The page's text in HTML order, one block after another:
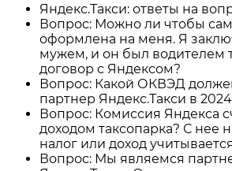
Яндекс.Такси: ответы на
Вопрос: Можно ли чтобы
оформлена на меня. Я
мужем, и он был водителем
договор с Яндексом?
Вопрос: Какой ОКВЭД
партнер Яндекс.Такси в 2024
Вопрос: Комиссия Яндекса
доходом таксопарка? С нее
налог или доход
Вопрос: Мы являемся